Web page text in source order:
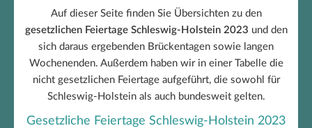
Ferien 2023 nach Bundesländern
Feiertage 2023 nach Bundesländern
Feiertage 2023 Deutschland
Brückentage 2023
Kalender 2023 zum Ausdrucken
Auf dieser Seite finden Sie Übersichten zu den
gesetzlichen Feiertage Schleswig-Holstein 2023 und den
sich daraus ergebenden Brückentagen sowie langen
Wochenenden. Außerdem haben wir in einer Tabelle die
nicht gesetzlichen Feiertage aufgeführt, die sowohl für
Schleswig-Holstein als auch bundesweit gelten.
Gesetzliche Feiertage Schleswig-Holstein 2023